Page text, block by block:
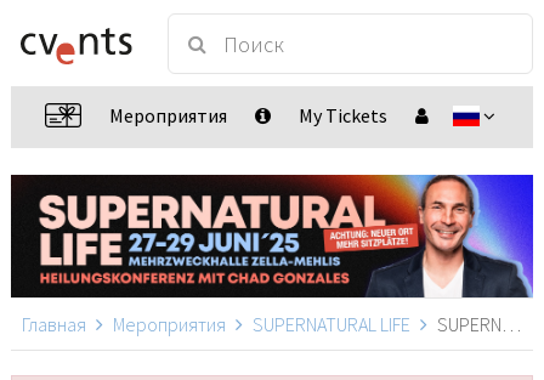
Мероприятия My Tickets
Главная Мероприятия SUPERNATURAL LIFE SUPERNATURAL LIFE, Zella-Mehlis